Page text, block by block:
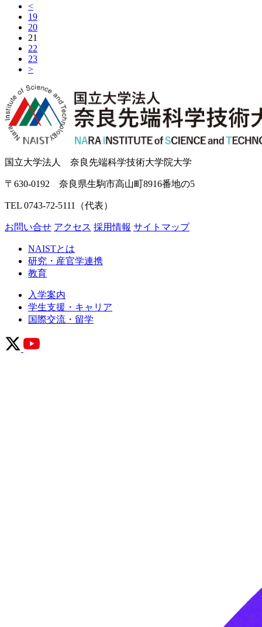
<
19
20
21
22
23
>
国立大学法人 奈良先端科学技術大学院大学
〒630-0192 奈良県生駒市高山町8916番地の5
TEL 0743-72-5111（代表）
お問い合せ アクセス 採用情報 サイトマップ
NAISTとは
研究・産官学連携
教育
入学案内
学生支援・キャリア
国際交流・留学